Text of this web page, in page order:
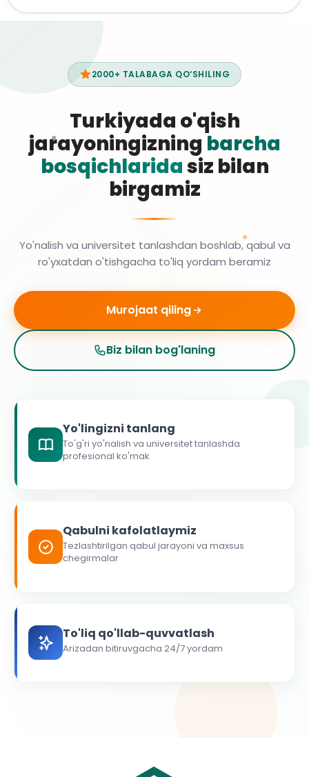
2000+ TALABAGA QO‘SHILING
Turkiyada o'qish
jarayoningizning barcha
bosqichlaridasiz bilan
birgamiz
Yo'nalish va universitet tanlashdan boshlab, qabul va
ro'yxatdan o'tishgacha to'liq yordam beramiz
Murojaat qiling
Biz bilan bog'laning
Yo'lingizni tanlang
To'g'ri yo'nalish va universitet tanlashda
profesional ko'mak
Qabulni kafolatlaymiz
Tezlashtirilgan qabul jarayoni va maxsus
chegirmalar
To'liq qo'llab-quvvatlash
Arizadan bitiruvgacha 24/7 yordam